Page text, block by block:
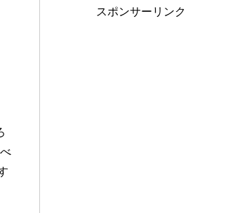
スポンサーリンク